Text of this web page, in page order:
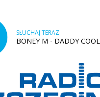
SŁUCHAJ TERAZ
BONEY M - DADDY COOL